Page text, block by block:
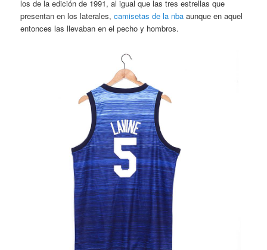
los de la edición de 1991, al igual que las tres estrellas que
presentan en los laterales,camisetas de la nba aunque en aquel
entonces las llevaban en el pecho y hombros.